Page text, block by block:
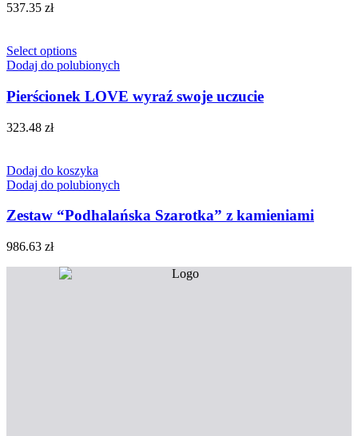
537.35 zł
Select options
Dodaj do polubionych
Pierścionek LOVE wyraź swoje uczucie
323.48 zł
Dodaj do koszyka
Dodaj do polubionych
Zestaw “Podhalańska Szarotka” z kamieniami
986.63 zł